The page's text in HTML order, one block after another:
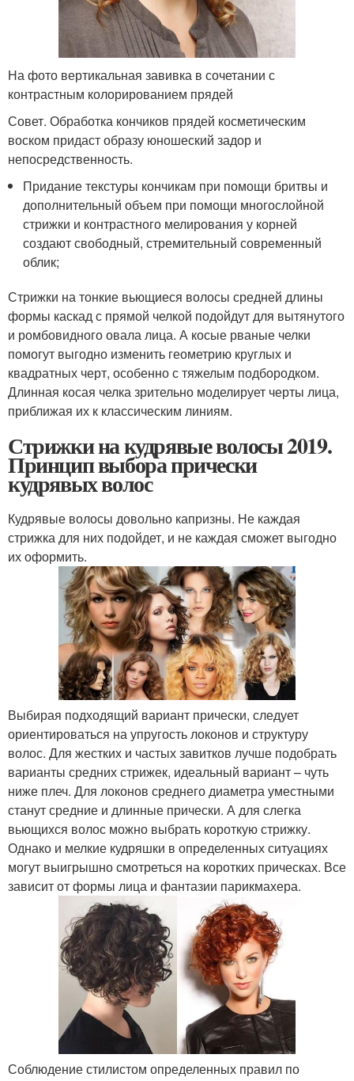
На фото вертикальная завивка в сочетании с
контрастным колорированием прядей
Совет. Обработка кончиков прядей косметическим
воском придаст образу юношеский задор и
непосредственность.
Придание текстуры кончикам при помощи бритвы и
дополнительный объем при помощи многослойной
стрижки и контрастного мелирования у корней
создают свободный, стремительный современный
облик;
Стрижки на тонкие вьющиеся волосы средней длины
формы каскад с прямой челкой подойдут для вытянутого
и ромбовидного овала лица. А косые рваные челки
помогут выгодно изменить геометрию круглых и
квадратных черт, особенно с тяжелым подбородком.
Длинная косая челка зрительно моделирует черты лица,
приближая их к классическим линиям.
Стрижки на кудрявые волосы 2019.
Принцип выбора прически
кудрявых волос
Кудрявые волосы довольно капризны. Не каждая
стрижка для них подойдет, и не каждая сможет выгодно
их оформить.
Выбирая подходящий вариант прически, следует
ориентироваться на упругость локонов и структуру
волос. Для жестких и частых завитков лучше подобрать
варианты средних стрижек, идеальный вариант – чуть
ниже плеч. Для локонов среднего диаметра уместными
станут средние и длинные прически. А для слегка
вьющихся волос можно выбрать короткую стрижку.
Однако и мелкие кудряшки в определенных ситуациях
могут выигрышно смотреться на коротких прическах. Все
зависит от формы лица и фантазии парикмахера.
Соблюдение стилистом определенных правил по